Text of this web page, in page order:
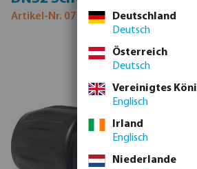
Artikel-Nr. 0707353
Bildergalerie überspringen
Deutschland
Deutsch
Österreich
Deutsch
Vereinigtes
Englisch
Irland
Englisch
Niederlande